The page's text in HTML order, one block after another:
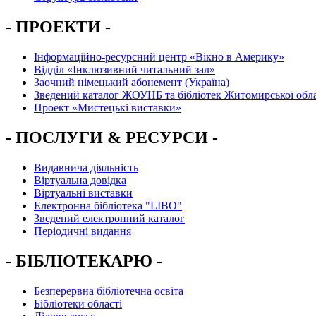
- ПРОЕКТИ -
Інформаційно-ресурсний центр «Вікно в Америку»
Вiддiл «Інклюзивний читальний зал»
Заочний німецький абонемент (Україна)
Зведений каталог ЖОУНБ та бібліотек Житомирської
Проект «Мистецькі виставки»
- ПОСЛУГИ & РЕСУРСИ -
Видавнича діяльність
Віртуальна довідка
Віртуальні виставки
Електронна бібліотека "LIBO"
Зведений електронний каталог
Періодичні видання
- БІБЛІОТЕКАРЮ -
Безперервна бібліотечна освіта
Бібліотеки області